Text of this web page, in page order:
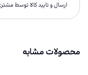
ارسال و تاييد كالا توسط
محصولات مشابه